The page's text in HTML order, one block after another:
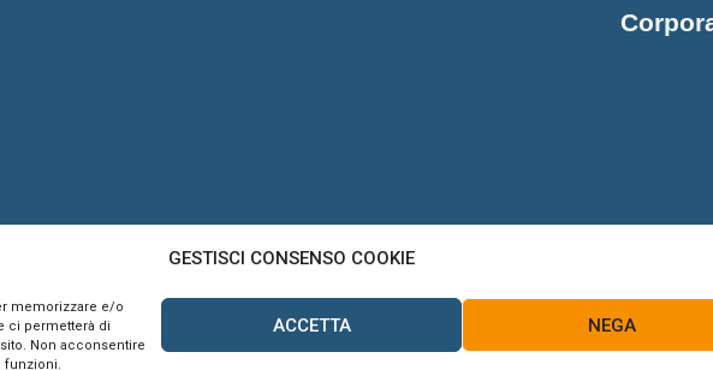
GESTISCI CONSENSO COOKIE
memorizzare e/o
ci permetterà di
Non acconsentire
funzioni.
ACCETTA NEGA